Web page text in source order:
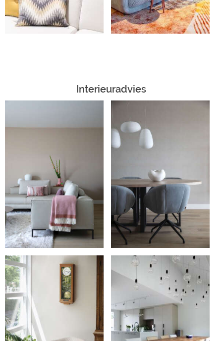
Interieuradvies